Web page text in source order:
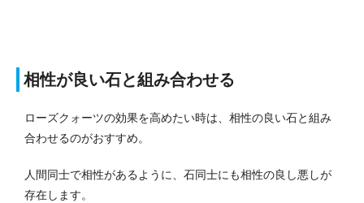
相性が良い石と組み合わせる
ローズクォーツの効果を高めたい時は、相性の良い石と組み
合わせるのがおすすめ。
人間同士で相性があるように、石同士にも相性の良し悪しが
存在します。